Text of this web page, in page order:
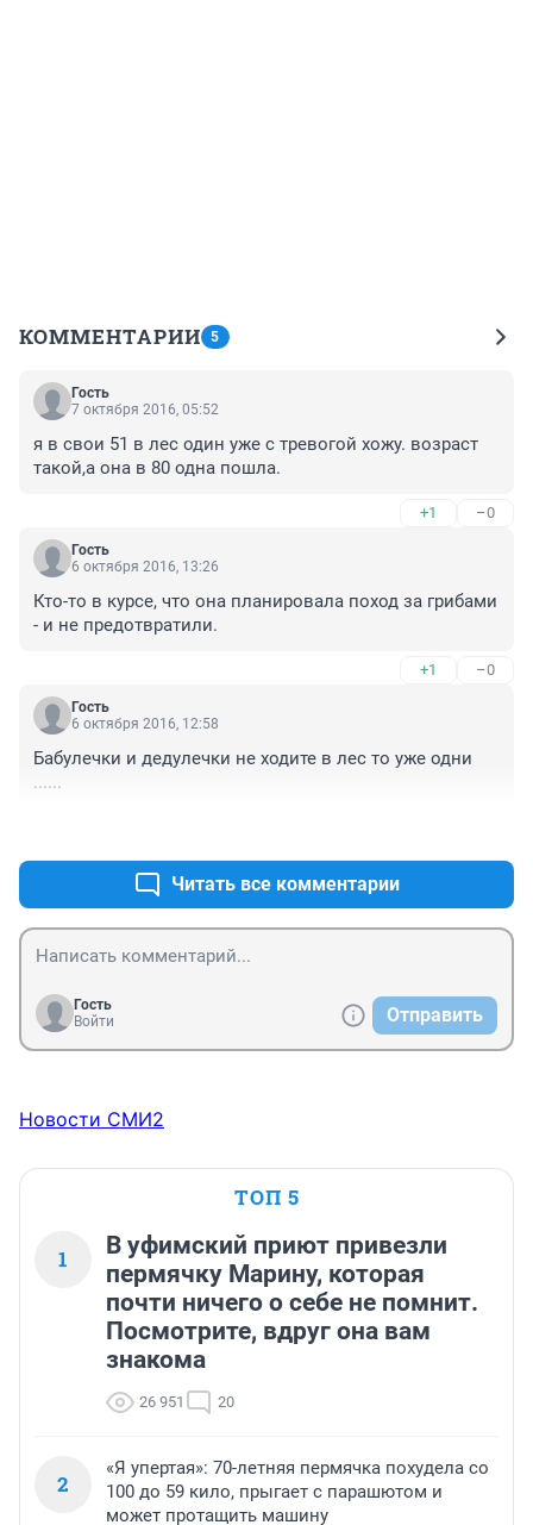
КОММЕНТАРИИ 5
Гость
7 октября 2016, 05:52
я в свои 51 в лес один уже с тревогой хожу. возраст
такой,а она в 80 одна пошла.
+1 –0
Гость
6 октября 2016, 13:26
Кто-то в курсе, что она планировала поход за грибами
- и не предотвратили.
+1 –0
Гость
6 октября 2016, 12:58
Бабулечки и дедулечки не ходите в лес то уже одни
......
Читать все комментарии
Гость
Войти
Отправить
Новости СМИ2
ТОП 5
1
В уфимский приют привезли
пермячку Марину, которая
почти ничего о себе не помнит.
Посмотрите, вдруг она вам
знакома
26 951 20
2
«Я упертая»: 70-летняя пермячка похудела со
100 до 59 кило, прыгает с парашютом и
может протащить машину